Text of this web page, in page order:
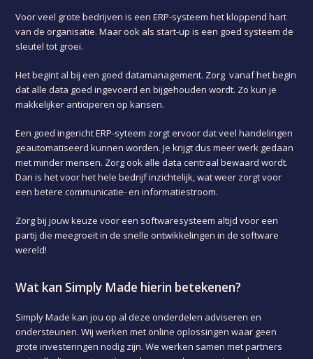
Voor veel grote bedrijven is een ERP-systeem het kloppend hart
van de organisatie. Maar ook als start-up is een goed systeem de
sleutel tot groei.
Het begint al bij een goed datamanagement. Zorg vanaf het begin
dat alle data goed ingevoerd en bijgehouden wordt. Zo kun je
makkelijker anticiperen op kansen.
Een goed ingericht ERP-syteem zorgt ervoor dat veel handelingen
geautomatiseerd kunnen worden. Je krijgt dus meer werk gedaan
met minder mensen. Zorg ook alle data centraal bewaard wordt.
Dan is het voor het hele bedrijf inzichtelijk, wat weer zorgt voor
een betere communicatie- en informatiestroom.
Zorg bij jouw keuze voor een softwaresysteem altijd voor een
partij die meegroeit in de snelle ontwikkelingen in de software
wereld!
Wat kan Simply Made hierin betekenen?
Simply Made kan jou op al deze onderdelen adviseren en
ondersteunen. Wij werken met online oplossingen waar geen
grote investeringen nodig zijn. We werken samen met partners